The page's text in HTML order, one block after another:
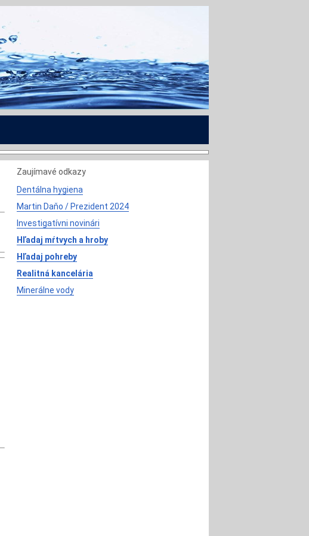
Zaujímavé odkazy
Dentálna hygiena
Martin Daňo / Prezident 2024
Investigatívni novinári
Hľadaj mŕtvych a hroby
Hľadaj pohreby
Realitná kancelária
Minerálne vody